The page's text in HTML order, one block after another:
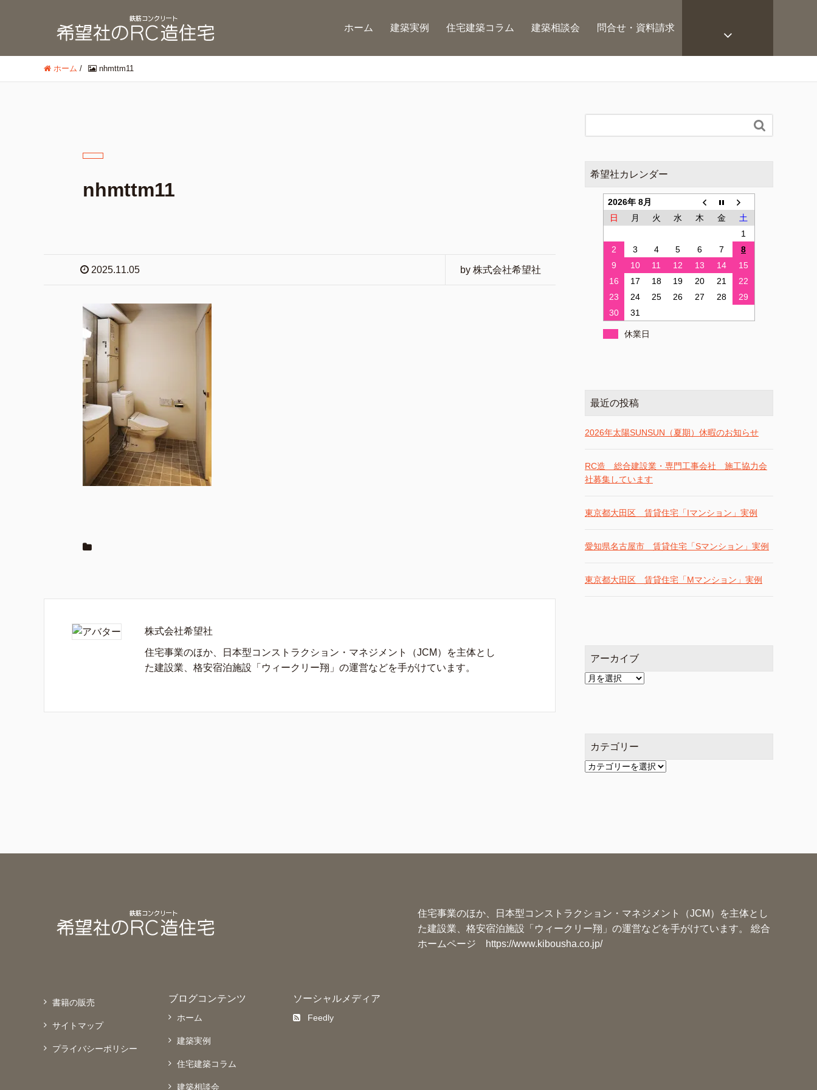
ホーム 建築実例 住宅建築コラム 建築相談会 問合せ・資料請求
ホーム / nhmttm11
nhmttm11
2025.11.05 by 株式会社希望社
株式会社希望社
住宅事業のほか、日本型コンストラクション・マネジメント（JCM）を主体とし
た建設業、格安宿泊施設「ウィークリー翔」の運営などを手がけています。

希望社カレンダー
2026年 8月
日
月 火 水 木 金
土
1
2
3 4 5 6 7
8
9
10 11 12 13 14
15
16
17 18 19 20 21
22
23
24 25 26 27 28
29
30
31
休業日
最近の投稿
2026年太陽SUNSUN（夏期）休暇のお知らせ
RC造 総合建設業・専門工事会社 施工協力会
社募集しています
東京都大田区 賃貸住宅「Iマンション」実例
愛知県名古屋市 賃貸住宅「Sマンション」実例
東京都大田区 賃貸住宅「Mマンション」実例
アーカイブ
ア
カテゴリー
カ
住宅事業のほか、日本型コンストラクション・マネジメント（JCM）を主体とし
た建設業、格安宿泊施設「ウィークリー翔」の運営などを手がけています。 総合
ホームページ
https://www.kibousha.co.jp/
書籍の販売
サイトマップ
プライバシーポリシー
ブログコンテンツ
ホーム
建築実例
住宅建築コラム
建築相談会
ソーシャルメディア
Feedly